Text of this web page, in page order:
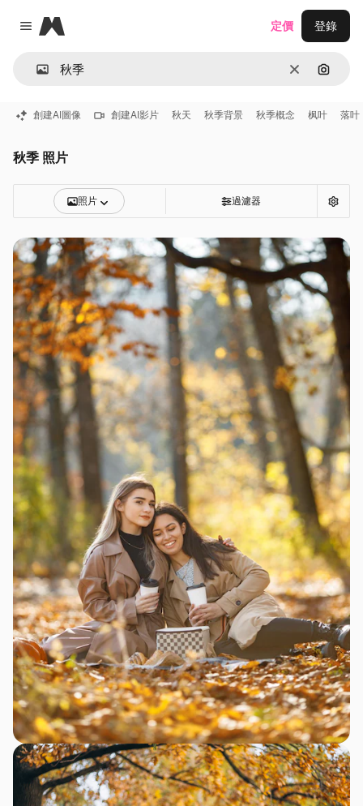
Close menu
Magnific
清除 通過圖
定價 登錄
創建AI圖像 創建AI影片 秋天 秋季背景 秋季概念 枫叶 落叶
秋季 照片
照片 過濾器